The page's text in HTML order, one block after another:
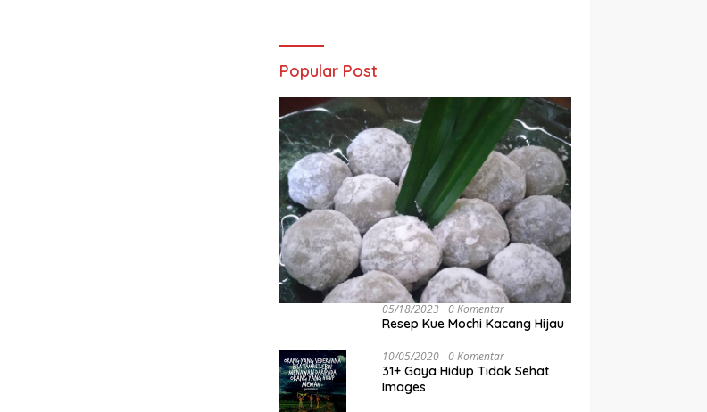
Popular Post
05/18/2023 0 Komentar
Resep Kue Mochi Kacang Hijau
10/05/2020 0 Komentar
31+ Gaya Hidup Tidak Sehat
Images